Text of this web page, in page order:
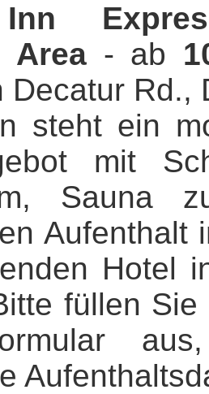
Area- ab
Decatur Rd.,
steht ein
mit
Sauna
Aufenthalt
Hotel
füllen